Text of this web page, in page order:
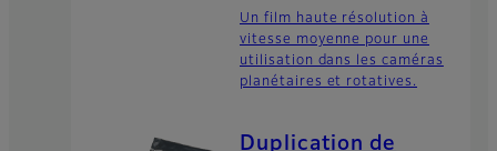
Un film haute résolution à
vitesse moyenne pour une
utilisation dans les caméras
planétaires et rotatives.
Duplication de